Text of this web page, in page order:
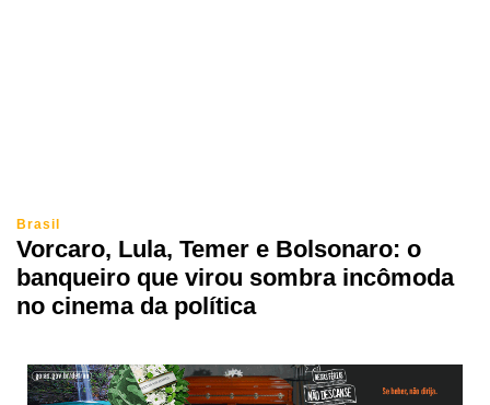
Brasil
Vorcaro, Lula, Temer e Bolsonaro: o
banqueiro que virou sombra incômoda
no cinema da política